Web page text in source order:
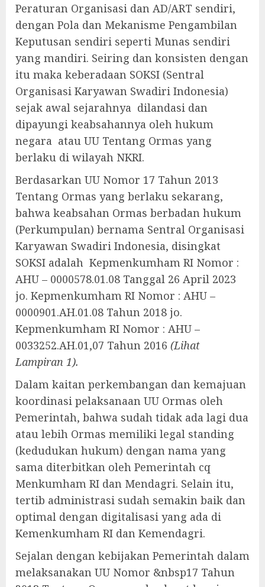
Peraturan Organisasi dan AD/ART sendiri,
dengan Pola dan Mekanisme Pengambilan
Keputusan sendiri seperti Munas sendiri
yang mandiri. Seiring dan konsisten dengan
itu maka keberadaan SOKSI (Sentral
Organisasi Karyawan Swadiri Indonesia)
sejak awal sejarahnya dilandasi dan
dipayungi keabsahannya oleh hukum
negara atau UU Tentang Ormas yang
berlaku di wilayah NKRI.
Berdasarkan UU Nomor 17 Tahun 2013
Tentang Ormas yang berlaku sekarang,
bahwa keabsahan Ormas berbadan hukum
(Perkumpulan) bernama Sentral Organisasi
Karyawan Swadiri Indonesia, disingkat
SOKSI adalah Kepmenkumham RI Nomor :
AHU – 0000578.01.08 Tanggal 26 April 2023
jo. Kepmenkumham RI Nomor : AHU –
0000901.AH.01.08 Tahun 2018 jo.
Kepmenkumham RI Nomor : AHU –
0033252.AH.01,07 Tahun 2016 (Lihat
Lampiran 1).
Dalam kaitan perkembangan dan kemajuan
koordinasi pelaksanaan UU Ormas oleh
Pemerintah, bahwa sudah tidak ada lagi dua
atau lebih Ormas memiliki legal standing
(kedudukan hukum) dengan nama yang
sama diterbitkan oleh Pemerintah cq
Menkumham RI dan Mendagri. Selain itu,
tertib administrasi sudah semakin baik dan
optimal dengan digitalisasi yang ada di
Kemenkumham RI dan Kemendagri.
Sejalan dengan kebijakan Pemerintah dalam
melaksanakan UU Nomor &nbsp17 Tahun